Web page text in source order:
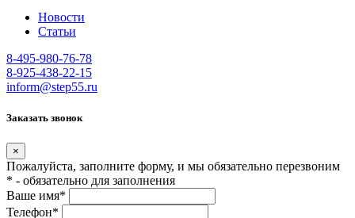
Новости
Статьи
8-495-980-76-78
8-925-438-22-15
inform@step55.ru
Заказать звонок
×
Пожалуйста, заполните форму, и мы обязательно перезвоним
* - обязательно для заполнения
Ваше имя*
Телефон*